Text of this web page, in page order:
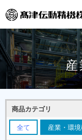
産
商品カテゴリ
全て 産業・環